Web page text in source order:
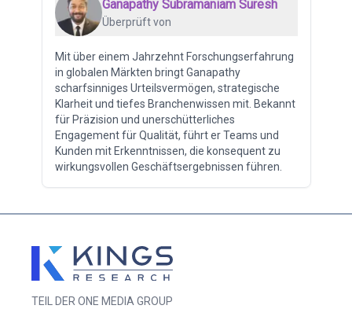
Ganapathy Subramaniam Suresh
Überprüft von
Mit über einem Jahrzehnt Forschungserfahrung
in globalen Märkten bringt Ganapathy
scharfsinniges Urteilsvermögen, strategische
Klarheit und tiefes Branchenwissen mit. Bekannt
für Präzision und unerschütterliches
Engagement für Qualität, führt er Teams und
Kunden mit Erkenntnissen, die konsequent zu
wirkungsvollen Geschäftsergebnissen führen.
TEIL DER ONE MEDIA GROUP